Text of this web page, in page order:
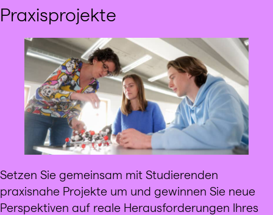
Praxisprojekte
Setzen Sie gemeinsam mit Studierenden
praxisnahe Projekte um und gewinnen Sie neue
Perspektiven auf reale Herausforderungen Ihres